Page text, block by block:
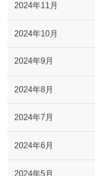
2024年11月
2024年10月
2024年9月
2024年8月
2024年7月
2024年6月
2024年5月